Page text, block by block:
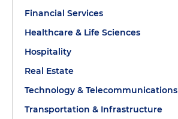
Financial Services
Healthcare & Life Sciences
Hospitality
Real Estate
Technology & Telecommunications
Transportation & Infrastructure